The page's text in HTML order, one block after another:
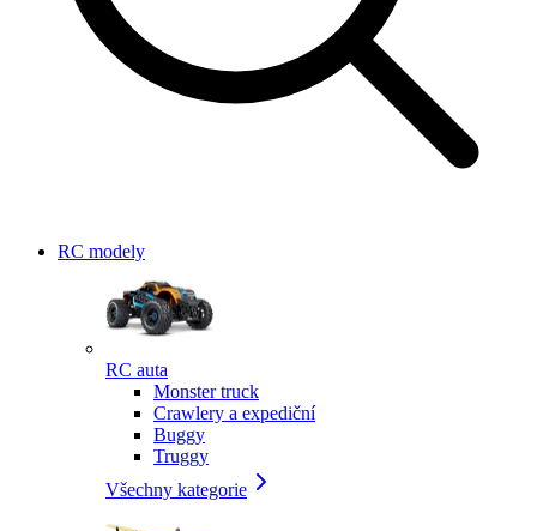
RC modely
RC auta
Monster truck
Crawlery a expediční
Buggy
Truggy
Všechny kategorie